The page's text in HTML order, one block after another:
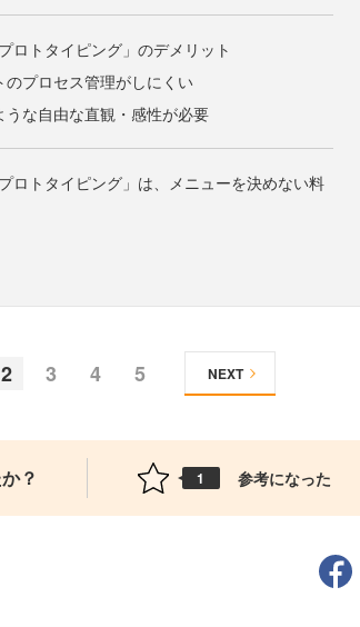
ロトタイピング」のデメリット
のプロセス管理がしにくい
うな自由な直観・感性が必要
ロトタイピング」は、メニューを決めない料
2 3 4 5 NEXT
？ 1 参考になった